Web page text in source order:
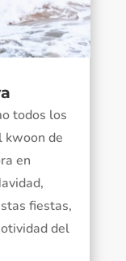
todos los
kwoon de
en
fiestas,
del